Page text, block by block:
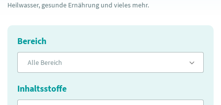
Heilwasser, gesunde Ernährung und vieles mehr.
Bereich
Alle Bereich
Inhaltsstoffe